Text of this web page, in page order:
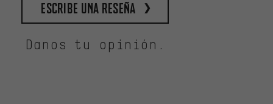
escribe una reseña
Danos tu opinión.